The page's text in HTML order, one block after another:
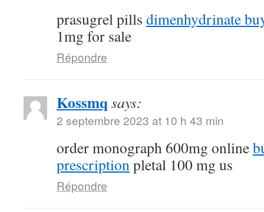
prasugrel pills dimenhydrinate
1mg for sale
Répondre
Kossmq says:
2 septembre 2023 at 10 h 43 min
order monograph 600mg online
prescriptionpletal 100 mg us
Répondre